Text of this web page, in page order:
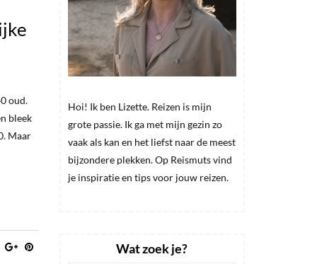
oud.
bleek
Maar
Hoi! Ik ben Lizette. Reizen is mijn
grote passie. Ik ga met mijn gezin zo
vaak als kan en het liefst naar de meest
bijzondere plekken. Op Reismuts vind
je inspiratie en tips voor jouw reizen.
Wat zoek je?